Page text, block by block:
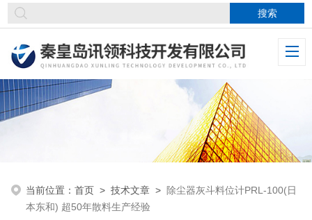
当前位置：首页 >技术文章 > 除尘器灰斗料位计PRL-100(日
本东和) 超50年散料生产经验